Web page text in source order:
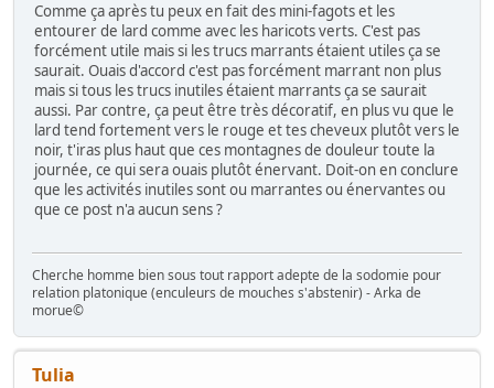
Comme ça après tu peux en fait des mini-fagots et les
entourer de lard comme avec les haricots verts. C'est pas
forcément utile mais si les trucs marrants étaient utiles ça se
saurait. Ouais d'accord c'est pas forcément marrant non plus
mais si tous les trucs inutiles étaient marrants ça se saurait
aussi. Par contre, ça peut être très décoratif, en plus vu que le
lard tend fortement vers le rouge et tes cheveux plutôt vers le
noir, t'iras plus haut que ces montagnes de douleur toute la
journée, ce qui sera ouais plutôt énervant. Doit-on en conclure
que les activités inutiles sont ou marrantes ou énervantes ou
que ce post n'a aucun sens ?
Cherche homme bien sous tout rapport adepte de la sodomie pour
relation platonique (enculeurs de mouches s'abstenir) - Arka de
morue©
Tulia